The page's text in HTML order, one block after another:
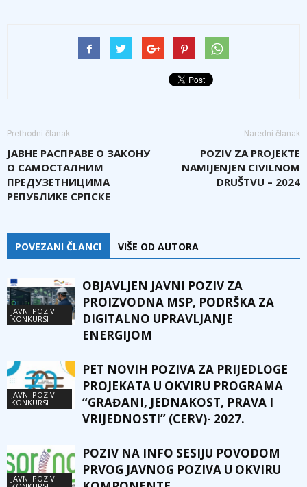
Prethodni članak
ЈАВНЕ РАСПРАВЕ О ЗАКОНУ
О САМОСТАЛНИМ
ПРЕДУЗЕТНИЦИМА
РЕПУБЛИКЕ СРПСКЕ
Naredni članak
POZIV ZA PROJEKTE
NAMIJENJEN CIVILNOM
DRUŠTVU – 2024
POVEZANI ČLANCI VIŠE OD AUTORA
JAVNI POZIVI I
KONKURSI
OBJAVLJEN JAVNI POZIV ZA
PROIZVODNA MSP, PODRŠKA ZA
DIGITALNO UPRAVLJANJE
ENERGIJOM
JAVNI POZIVI I
KONKURSI
PET NOVIH POZIVA ZA PRIJEDLOGE
PROJEKATA U OKVIRU PROGRAMA
“GRAĐANI, JEDNAKOST, PRAVA I
VRIJEDNOSTI” (CERV)- 2027.
JAVNI POZIVI I
POZIV NA INFO SESIJU POVODOM
PRVOG JAVNOG POZIVA U OKVIRU